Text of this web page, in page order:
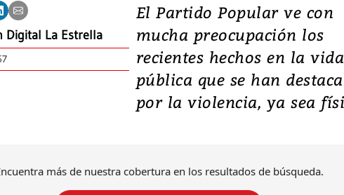
Digital La Estrella
El Partido Popular ve con
mucha preocupación los
recientes hechos en la vida
pública que se han
por la violencia, ya sea
más de nuestra cobertura en los resultados de búsqueda.
Video, Japón:
deja heridos y
daños en